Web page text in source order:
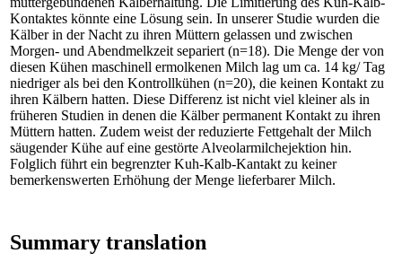
Kontaktes könnte eine Lösung sein. In unserer Studie wurden die
Kälber in der Nacht zu ihren Müttern gelassen und zwischen
Morgen- und Abendmelkzeit separiert (n=18). Die Menge der von
diesen Kühen maschinell ermolkenen Milch lag um ca. 14 kg/ Tag
niedriger als bei den Kontrollkühen (n=20), die keinen Kontakt zu
ihren Kälbern hatten. Diese Differenz ist nicht viel kleiner als in
früheren Studien in denen die Kälber permanent Kontakt zu ihren
Müttern hatten. Zudem weist der reduzierte Fettgehalt der Milch
säugender Kühe auf eine gestörte Alveolarmilchejektion hin.
Folglich führt ein begrenzter Kuh-Kalb-Kantakt zu keiner
bemerkenswerten Erhöhung der Menge lieferbarer Milch.
Summary translation